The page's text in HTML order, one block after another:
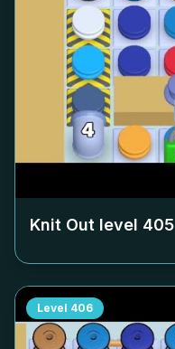
Knit Out level 405
Level 406